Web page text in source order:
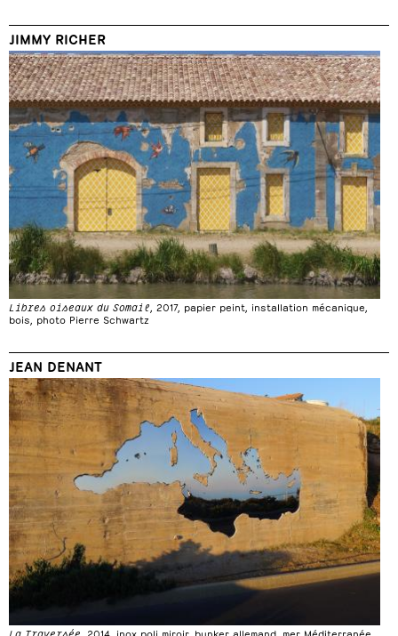
JIMMY RICHER
Libres oiseaux du Somail , 2017, papier peint, installation mécanique,
bois, photo Pierre Schwartz
JEAN DENANT
La Traversée, 2014, inox poli miroir, bunker allemand, mer Méditerranée,